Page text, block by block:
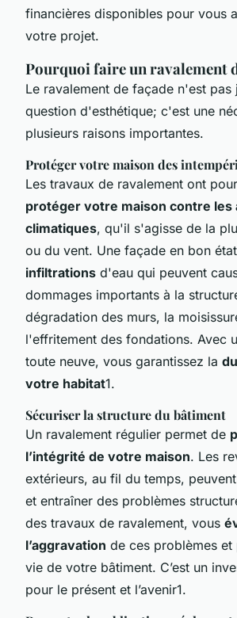
financières disponibles pour vous
votre projet.
Pourquoi faire un ravalement
Le ravalement de façade n'est pas
question d'esthétique; c'est une
plusieurs raisons importantes.
Protéger votre maison des
Les travaux de ravalement ont
protéger votre maison contre les
climatiques, qu'il s'agisse de la
ou du vent. Une façade en bon état
infiltrations d'eau qui peuvent
dommages importants à la
dégradation des murs, la
l'effritement des fondations. Avec
toute neuve, vous garantissez la
votre habitat1.
Sécuriser la structure du bâtiment
Un ravalement régulier permet de
l’intégrité de votre maison. Les
extérieurs, au fil du temps,
et entraîner des problèmes
des travaux de ravalement, vous
l’aggravation de ces problèmes
vie de votre bâtiment. C’est un
pour le présent et l’avenir1.